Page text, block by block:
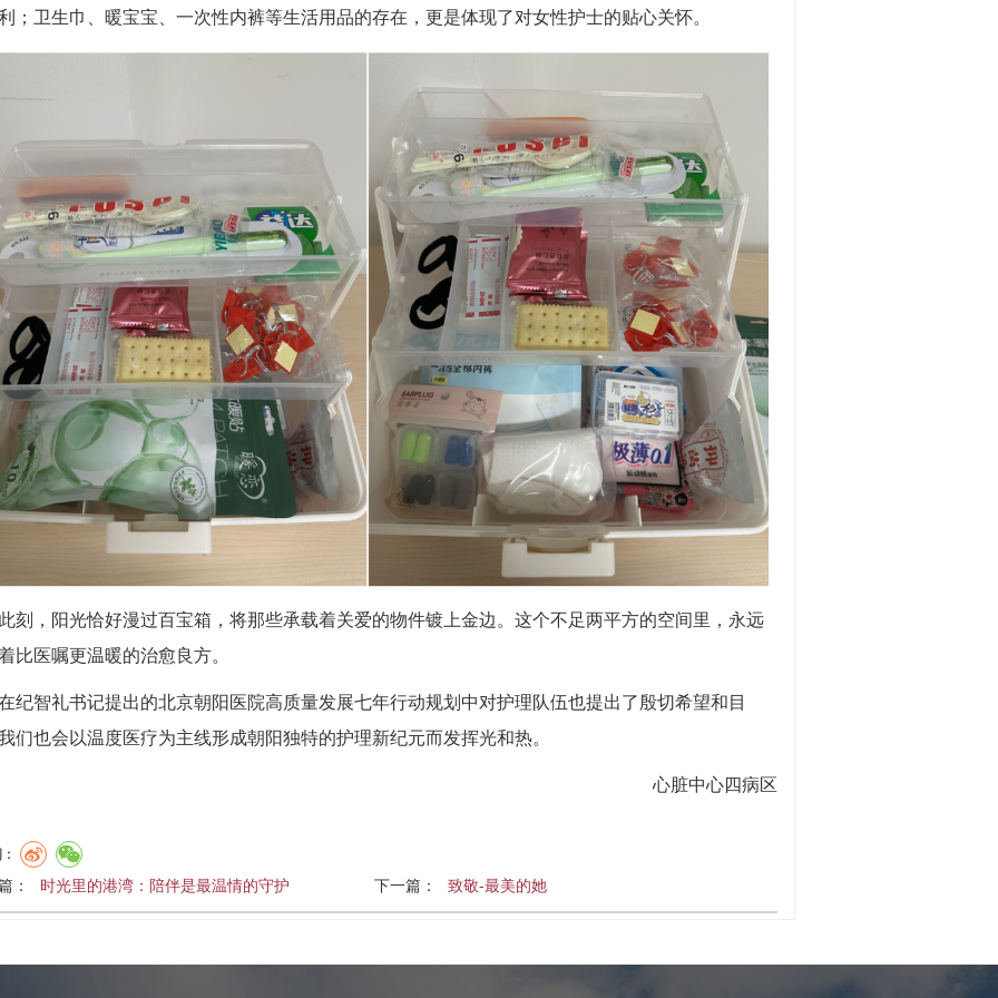
；卫生巾、暖宝宝、一次性内裤等生活用品的存在，更是体现了对女性护士的贴心关怀。
刻，阳光恰好漫过百宝箱，将那些承载着关爱的物件镀上金边。这个不足两平方的空间里，永远
比医嘱更温暖的治愈良方。
纪智礼书记提出的北京朝阳医院高质量发展七年行动规划中对护理队伍也提出了殷切希望和目
们也会以温度医疗为主线形成朝阳独特的护理新纪元而发挥光和热。
心脏中心四病区
： 时光里的港湾：陪伴是最温情的守护 下一篇： 致敬-最美的她